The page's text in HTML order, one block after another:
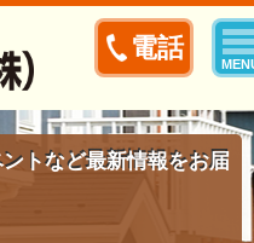
電話
トなど最新情報をお届